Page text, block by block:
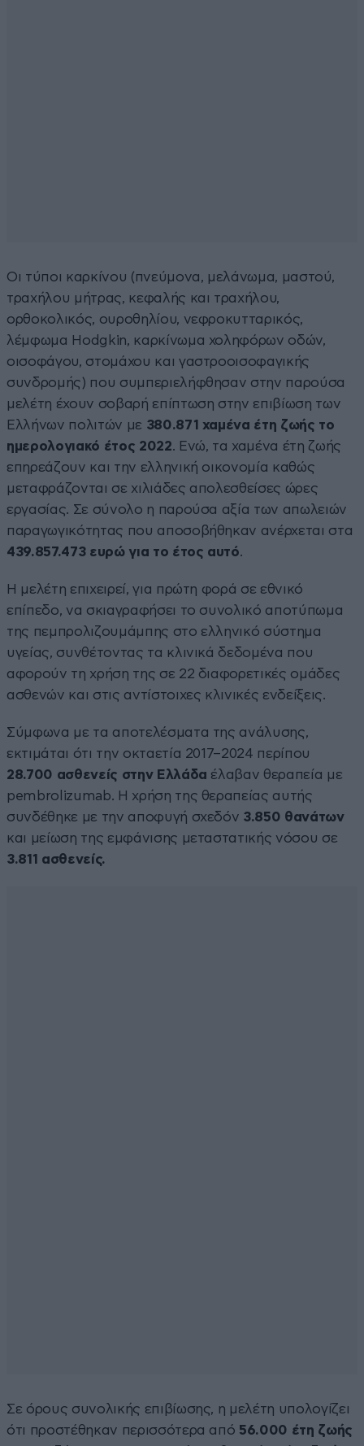
Οι τύποι καρκίνου (πνεύμονα, μελάνωμα, μαστού,
τραχήλου μήτρας, κεφαλής και τραχήλου,
ορθοκολικός, ουροθηλίου, νεφροκυτταρικός,
λέμφωμα Hodgkin, καρκίνωμα χοληφόρων οδών,
οισοφάγου, στομάχου και γαστροοισοφαγικής
συνδρομής) που συμπεριελήφθησαν στην παρούσα
μελέτη έχουν σοβαρή επίπτωση στην επιβίωση των
Ελλήνων πολιτών με 380.871 χαμένα έτη ζωής το
ημερολογιακό έτος 2022. Ενώ, τα χαμένα έτη ζωής
επηρεάζουν και την ελληνική οικονομία καθώς
μεταφράζονται σε χιλιάδες απολεσθείσες ώρες
εργασίας. Σε σύνολο η παρούσα αξία των απωλειών
παραγωγικότητας που αποσοβήθηκαν ανέρχεται στα
439.857.473 ευρώ για το έτος αυτό.
Η μελέτη επιχειρεί, για πρώτη φορά σε εθνικό
επίπεδο, να σκιαγραφήσει το συνολικό αποτύπωμα
της πεμπρολιζουμάμπης στο ελληνικό σύστημα
υγείας, συνθέτοντας τα κλινικά δεδομένα που
αφορούν τη χρήση της σε 22 διαφορετικές ομάδες
ασθενών και στις αντίστοιχες κλινικές ενδείξεις.
Σύμφωνα με τα αποτελέσματα της ανάλυσης,
εκτιμάται ότι την οκταετία 2017–2024 περίπου
28.700 ασθενείς στην Ελλάδα έλαβαν θεραπεία με
pembrolizumab. Η χρήση της θεραπείας αυτής
συνδέθηκε με την αποφυγή σχεδόν 3.850 θανάτων
και μείωση της εμφάνισης μεταστατικής νόσου σε
3.811 ασθενείς.
Σε όρους συνολικής επιβίωσης, η μελέτη υπολογίζει
ότι προστέθηκαν περισσότερα από 56.000 έτη ζωής